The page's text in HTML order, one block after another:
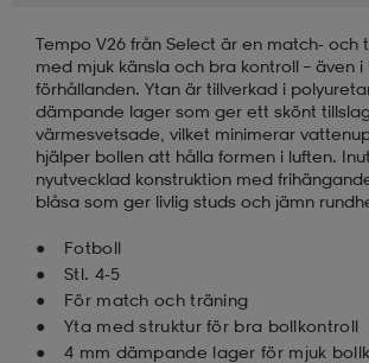
Tempo V26 från Select är en match- och
med mjuk känsla och bra kontroll – även
förhållanden. Ytan är tillverkad i
dämpande lager som ger ett skönt
värmesvetsade, vilket minimerar
hjälper bollen att hålla formen i luften.
nyutvecklad konstruktion med
blåsa som ger livlig studs och jämn
Fotboll
Stl. 4-5
För match och träning
Yta med struktur för bra bollkontroll
4 mm dämpande lager för mjuk